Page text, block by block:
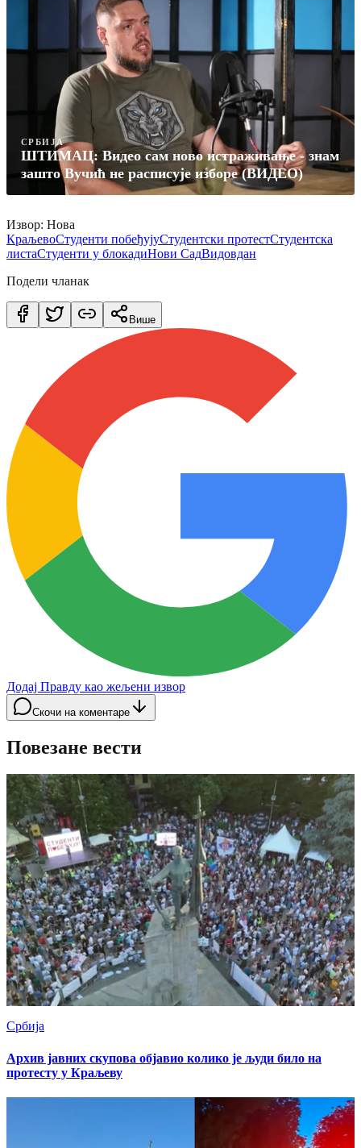
СРБИЈА
ШТИМАЦ: Видео сам ново истраживање - знам
зашто Вучић не расписује изборе (ВИДЕО)
Извор: Нова
КраљевоСтуденти побеђујуСтудентски протестСтудентска
листаСтуденти у блокадиНови СадВидовдан
Подели чланак
Више
Додај Правду као жељени извор
Скочи на коментаре
Повезане вести
Србија
Архив јавних скупова објавио колико је људи било на
протесту у Краљеву